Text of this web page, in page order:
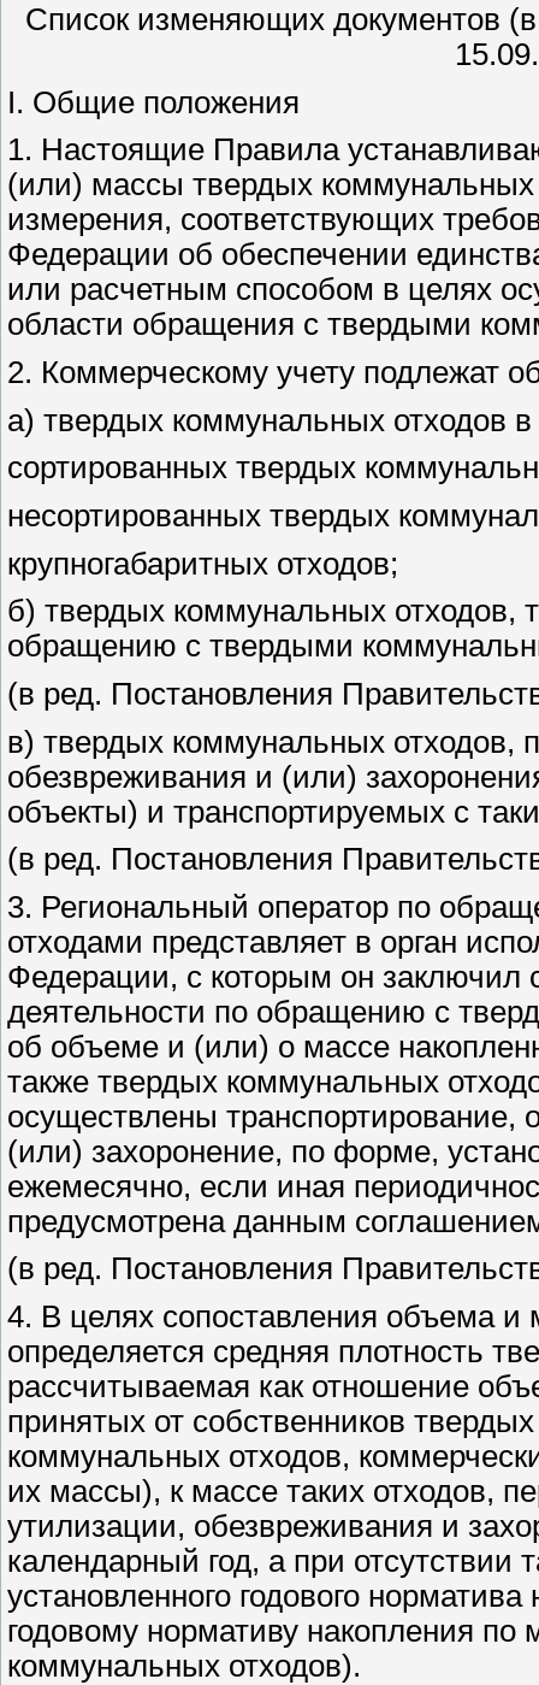
Список изменяющих документов
I. Общие положения
1. Настоящие Правила
(или) массы твердых коммунальных
измерения, соответствующих
Федерации об обеспечении
или расчетным способом в целях
области обращения с твердыми
2. Коммерческому учету подлежат
а) твердых коммунальных отходов
сортированных твердых
несортированных твердых
крупногабаритных отходов;
б) твердых коммунальных отходов,
обращению с твердыми
(в ред. Постановления
в) твердых коммунальных отходов,
обезвреживания и (или)
объекты) и транспортируемых с
(в ред. Постановления
3. Региональный оператор по
отходами представляет в орган
Федерации, с которым он заключил
деятельности по обращению с
об объеме и (или) о массе
также твердых коммунальных
осуществлены транспортирование,
(или) захоронение, по форме,
ежемесячно, если иная
предусмотрена данным
(в ред. Постановления
4. В целях сопоставления объема
определяется средняя плотность
рассчитываемая как отношение
принятых от собственников
коммунальных отходов,
их массы), к массе таких отходов,
утилизации, обезвреживания и
календарный год, а при отсутствии
установленного годового
годовому нормативу накопления по
коммунальных отходов).